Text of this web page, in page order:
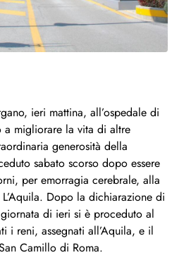
ieri mattina, all’ospedale di
a migliorare la vita di altre
generosità della
sabato scorso dopo essere
per emorragia cerebrale, alla
Dopo la dichiarazione di
di ieri si è proceduto al
i reni, assegnati all’Aquila, e il
Camillo di Roma.